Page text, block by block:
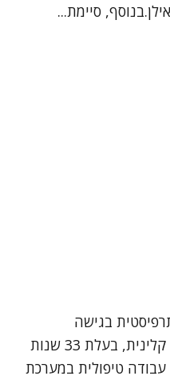
סיימת...
בגישה
פסיכואנליטית ועובדת סוציאלית קלינית, בעלת 33 שנות
טיפולית במערכת